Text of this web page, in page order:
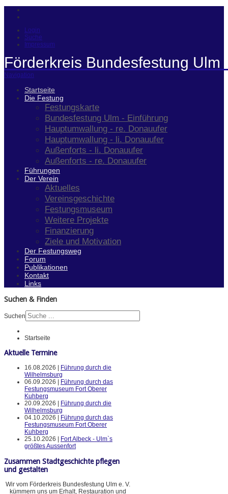
Login
Suche
Impressum
Förderkreis Bundesfestung Ulm
Navigation
Startseite
Die Festung
Festungskarte
Bundesfestung Ulm - Einführung
Hauptumwallung - re. Donauufer
Hauptumwallung - li. Donauufer
Außenforts - li. Donauufer
Außenforts - re. Donauufer
Führungen
Der Verein
Aktuelles
Vereinsgeschichte
Festungsmuseum
Weitere Projekte
Finanzierung
Ziele und Motivation
Der Festungsweg
Forum
Publikationen
Kontakt
Links
Suchen & Finden
Suchen
Startseite
Aktuelle Termine
16.08.2026 |
Führung durch die
Wilhelmsburg
06.09.2026 |
Führung durch das
Festungsmuseum Fort Oberer
Kuhberg
20.09.2026 |
Führung durch die
Wilhelmsburg
04.10.2026 |
Führung durch das
Festungsmuseum Fort Oberer
Kuhberg
25.10.2026 |
Fort Albeck - Ulm`s
größtes Aussenfort
Zusammen Stadtgeschichte pflegen
und gestalten
Wir vom Förderkreis Bundesfestung Ulm e. V.
kümmern uns um Erhalt, Restauration und